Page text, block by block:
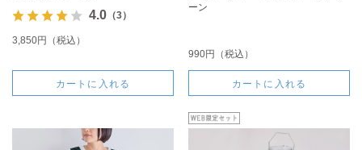
4.0（3）
3,850円（税込）
カートに入れる
ーン
990円（税込）
カートに入れる